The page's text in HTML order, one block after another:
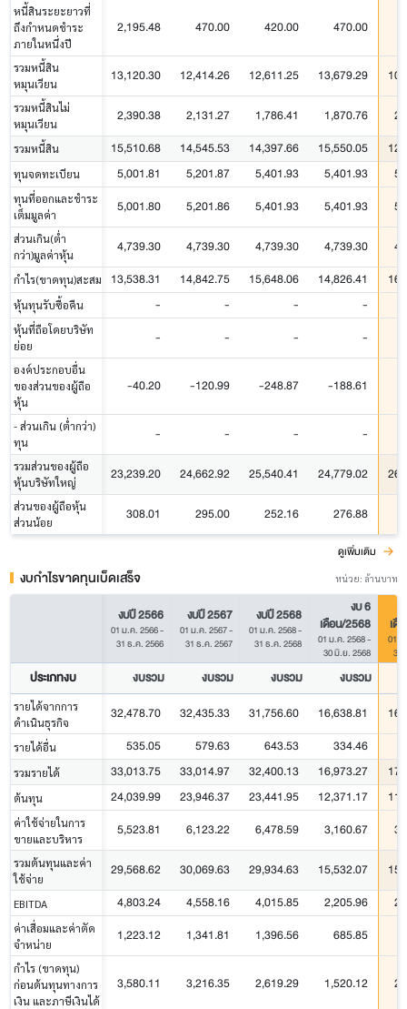
หนี้สินระยะยาวที่
ถึงกำหนดชำระ
ภายในหนึ่งปี
2,195.48 470.00 420.00 470.00
รวมหนี้สิน
หมุนเวียน
13,120.30 12,414.26 12,611.25 13,679.29
รวมหนี้สินไม่
หมุนเวียน
2,390.38 2,131.27 1,786.41 1,870.76
รวมหนี้สิน 15,510.68 14,545.53 14,397.66 15,550.05
ทุนจดทะเบียน 5,001.81 5,201.87 5,401.93 5,401.93
ทุนที่ออกและชำระ
เต็มมูลค่า
5,001.80 5,201.86 5,401.93 5,401.93
ส่วนเกิน(ต่ำ
กว่า)มูลค่าหุ้น
4,739.30 4,739.30 4,739.30 4,739.30
กำไร(ขาดทุน)สะสม 13,538.31 14,842.75 15,648.06 14,826.41
หุ้นทุนรับซื้อคืน - - - -
หุ้นที่ถือโดยบริษัท
ย่อย
- - - -
องค์ประกอบอื่น
ของส่วนของผู้ถือ
หุ้น
-40.20 -120.99 -248.87 -188.61
- ส่วนเกิน (ต่ำกว่า)
ทุน
- - - -
รวมส่วนของผู้ถือ
หุ้นบริษัทใหญ่
23,239.20 24,662.92 25,540.41 24,779.02
ส่วนของผู้ถือหุ้น
ส่วนน้อย
308.01 295.00 252.16 276.88
ดูเพิ่มเติม
งบกำไรขาดทุนเบ็ดเสร็จ หน่วย: ล้านบาท
งบปี 2566
01 ม.ค. 2566-
31 ธ.ค. 2566
งบปี 2567
01 ม.ค. 2567-
31 ธ.ค. 2567
งบปี 2568
01 ม.ค. 2568-
31 ธ.ค. 2568
งบ 6
เดือน/2568
01 ม.ค. 2568-
30 มิ.ย. 2568
เดื
01 ม
30
ประเภทงบ งบรวม งบรวม งบรวม งบรวม
รายได้จากการ
ดำเนินธุรกิจ
32,478.70 32,435.33 31,756.60 16,638.81
รายได้อื่น 535.05 579.63 643.53 334.46
รวมรายได้ 33,013.75 33,014.97 32,400.13 16,973.27
ต้นทุน 24,039.99 23,946.37 23,441.95 12,371.17
ค่าใช้จ่ายในการ
ขายและบริหาร
5,523.81 6,123.22 6,478.59 3,160.67
รวมต้นทุนและค่า
ใช้จ่าย
29,568.62 30,069.63 29,934.63 15,532.07
EBITDA 4,803.24 4,558.16 4,015.85 2,205.96
ค่าเสื่อมและค่าตัด
จำหน่าย
1,223.12 1,341.81 1,396.56 685.85
กำไร (ขาดทุน)
ก่อนต้นทุนทางการ
เงิน และภาษีเงินได้
3,580.11 3,216.35 2,619.29 1,520.12